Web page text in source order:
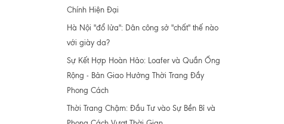
Chính Hiện Đại
Hà Nội "đổ lửa": Dân công sở "chất" thế nào
với giày da?
Sự Kết Hợp Hoàn Hảo: Loafer và Quần Ống
Rộng - Bản Giao Hưởng Thời Trang Đầy
Phong Cách
Thời Trang Chậm: Đầu Tư vào Sự Bền Bỉ và